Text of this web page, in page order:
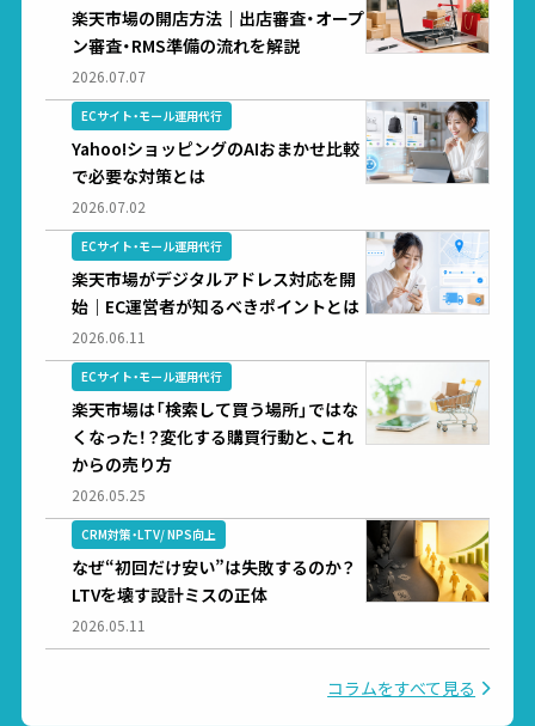
楽天市場の開店方法｜出店審査・オープ
ン審査・RMS準備の流れを解説
2026.07.07
ECサイト・モール運用代行
Yahoo!ショッピングのAIおまかせ比較
で必要な対策とは
2026.07.02
ECサイト・モール運用代行
楽天市場がデジタルアドレス対応を開
始｜EC運営者が知るべきポイントとは
2026.06.11
ECサイト・モール運用代行
楽天市場は「検索して買う場所」ではな
くなった！？変化する購買行動と、これ
からの売り方
2026.05.25
CRM対策・LTV/ NPS向上
なぜ“初回だけ安い”は失敗するのか？
LTVを壊す設計ミスの正体
2026.05.11
コラムをすべて見る